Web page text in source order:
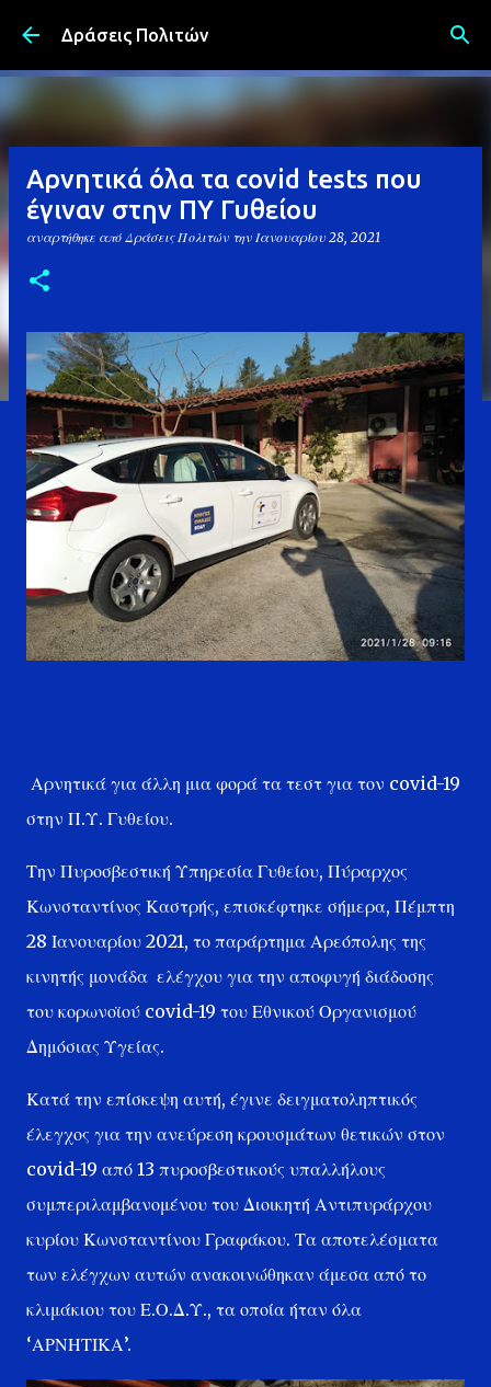
Μετάβαση στο κύριο περιεχόμενο
Δράσεις Πολιτών
Αρνητικά όλα τα covid tests που
έγιναν στην ΠΥ Γυθείου
αναρτήθηκε από Δράσεις Πολιτών την Ιανουαρίου 28, 2021
Αρνητικά για άλλη μια φορά τα τεστ για τον covid-19
στην Π.Υ. Γυθείου.
Την Πυροσβεστική Υπηρεσία Γυθείου, Πύραρχος
Κωνσταντίνος Καστρής, επισκέφτηκε σήμερα, Πέμπτη
28 Ιανουαρίου 2021, το παράρτημα Αρεόπολης της
κινητής μονάδα ελέγχου για την αποφυγή διάδοσης
του κορωνοϊού covid-19 του Εθνικού Οργανισμού
Δημόσιας Υγείας.
Κατά την επίσκεψη αυτή, έγινε δειγματοληπτικός
έλεγχος για την ανεύρεση κρουσμάτων θετικών στον
covid-19 από 13 πυροσβεστικούς υπαλλήλους
συμπεριλαμβανομένου του Διοικητή Αντιπυράρχου
κυρίου Κωνσταντίνου Γραφάκου. Τα αποτελέσματα
των ελέγχων αυτών ανακοινώθηκαν άμεσα από το
κλιμάκιου του Ε.Ο.Δ.Υ., τα οποία ήταν όλα
‘ΑΡΝΗΤΙΚΑ’.